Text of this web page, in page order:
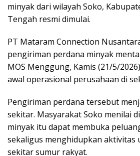
minyak dari wilayah Soko,
Tengah resmi dimulai.
PT Mataram Connection
pengiriman perdana minyak
MOS Menggung, Kamis (21/5/
awal operasional perusahaan di
Pengiriman perdana tersebut
sekitar. Masyarakat Soko menilai
minyak itu dapat membuka
sekaligus menghidupkan aktivitas
sekitar sumur rakyat.